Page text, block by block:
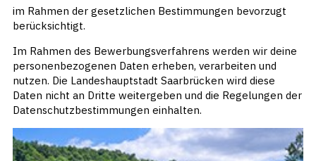
im Rahmen der gesetzlichen Bestimmungen bevorzugt
berücksichtigt.
Im Rahmen des Bewerbungsverfahrens werden wir deine
personenbezogenen Daten erheben, verarbeiten und
nutzen. Die Landeshauptstadt Saarbrücken wird diese
Daten nicht an Dritte weitergeben und die Regelungen der
Datenschutzbestimmungen einhalten.